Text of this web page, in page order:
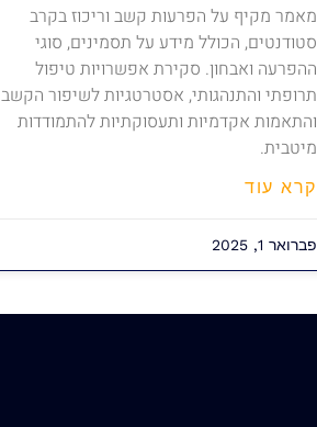
מאמר מקיף על הפרעות קשב וריכוז בקרב
סטודנטים, הכולל מידע על תסמינים, סוגי
ההפרעה ואבחון. סקירת אפשרויות טיפול
תרופתי והתנהגותי, אסטרטגיות לשיפור הקשב
והתאמות אקדמיות ותעסוקתיות להתמודדות
מיטבית.
קרא עוד
פברואר 1, 2025